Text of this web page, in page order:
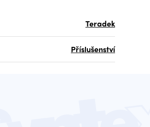
Teradek
Příslušenství